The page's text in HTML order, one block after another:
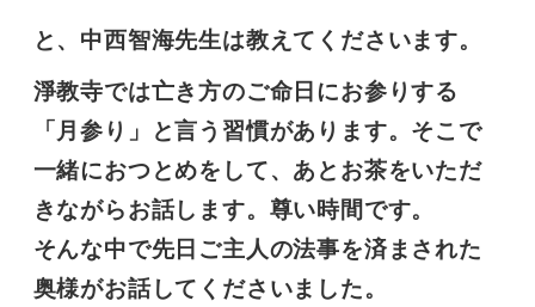
と、中西智海先生は教えてくださいます。
淨教寺では亡き方のご命日にお参りする
「月参り」と言う習慣があります。そこで
一緒におつとめをして、あとお茶をいただ
きながらお話します。尊い時間です。
そんな中で先日ご主人の法事を済まされた
奥様がお話してくださいました。